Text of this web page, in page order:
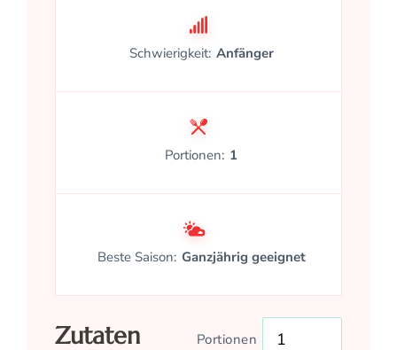
Schwierigkeit: Anfänger
Portionen: 1
Beste Saison: Ganzjährig geeignet
Zutaten Portionen